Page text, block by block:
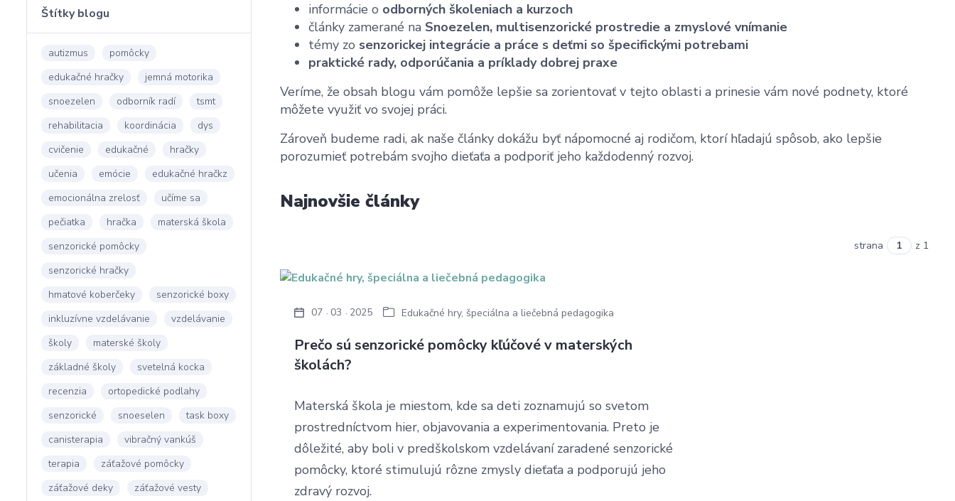
Štítky blogu
autizmus
pomôcky
edukačné hračky
jemná motorika
snoezelen
odborník radí
tsmt
rehabilitacia
koordinácia
dys
cvičenie
edukačné
hračky
učenia
emócie
edukačné hračkz
emocionálna zrelosť
učíme sa
pečiatka
hračka
materská škola
senzorické pomôcky
senzorické hračky
hmatové koberčeky
senzorické boxy
inkluzívne vzdelávanie
vzdelávanie
školy
materské školy
základné školy
svetelná kocka
recenzia
ortopedické podlahy
senzorické
snoeselen
task boxy
canisterapia
vibračný vankúš
terapia
záťažové pomôcky
záťažové deky
záťažové vesty
informácie o odborných školeniach a kurzoch
články zamerané na Snoezelen, multisenzorické prostredie a zmyslové vnímanie
témy zo senzorickej integrácie a práce s deťmi so špecifickými potrebami
praktické rady, odporúčania a príklady dobrej praxe
Veríme, že obsah blogu vám pomôže lepšie sa zorientovať v tejto oblasti a prinesie vám nové podnety, ktoré
môžete využiť vo svojej práci.
Zároveň budeme radi, ak naše články dokážu byť nápomocné aj rodičom, ktorí hľadajú spôsob, ako lepšie
porozumieť potrebám svojho dieťaťa a podporiť jeho každodenný rozvoj.
Najnovšie články
strana z 1
Prečo sú senzorické pomôcky kľúčové v materských
školách?
07 03 2025 Edukačné hry, špeciálna a liečebná pedagogika
Materská škola je miestom, kde sa deti zoznamujú so svetom
prostredníctvom hier, objavovania a experimentovania. Preto je
dôležité, aby boli v predškolskom vzdelávaní zaradené senzorické
pomôcky, ktoré stimulujú rôzne zmysly dieťaťa a podporujú jeho
zdravý rozvoj.